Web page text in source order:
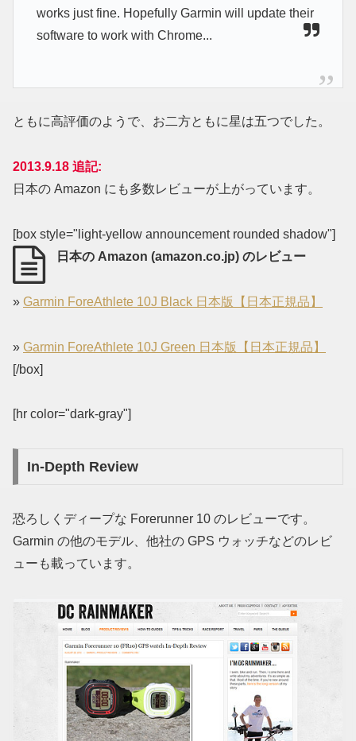
works just fine. Hopefully Garmin will update their
software to work with Chrome...
ともに高評価のようで、お二方ともに星は五つでした。
2013.9.18 追記:
日本の Amazon にも多数レビューが上がっています。
[box style="light-yellow announcement rounded shadow"]
日本の Amazon (amazon.co.jp) のレビュー
» Garmin ForeAthlete 10J Black 日本版【日本正規品】
» Garmin ForeAthlete 10J Green 日本版【日本正規品】
[/box]
[hr color="dark-gray"]
In-Depth Review
恐ろしくディープな Forerunner 10 のレビューです。
Garmin の他のモデル、他社の GPS ウォッチなどのレビ
ューも載っています。